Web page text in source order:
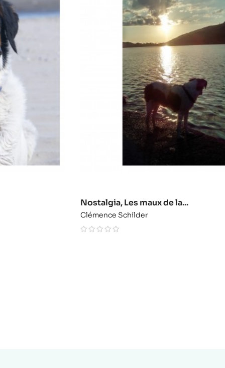
Nostalgia, Les maux de la...